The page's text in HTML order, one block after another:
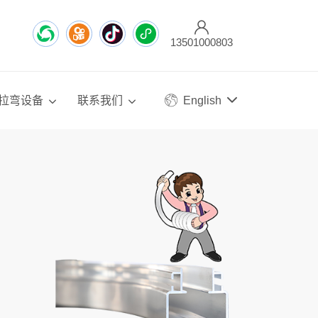
13501000803
弯设备 联系我们 English